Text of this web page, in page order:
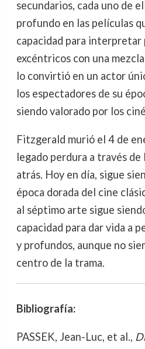
secundarios, cada uno de
profundo en las películas
capacidad para interpretar
excéntricos con una
lo convirtió en un actor
los espectadores de su
siendo valorado por los
Fitzgerald murió el 4 de
legado perdura a través
atrás. Hoy en día, sigue
época dorada del cine
al séptimo arte sigue
capacidad para dar vida a
y profundos, aunque no
centro de la trama.
Bibliografía:
PASSEK, Jean-Luc, et al.,